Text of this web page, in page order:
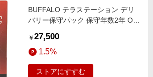
BUFFALO テラステーション デリ
バリー保守パック 保守年数2年 OP-
￥ 27,500
1.5%
ストアにすすむ